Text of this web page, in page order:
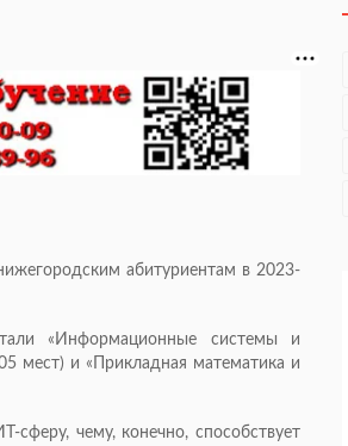
абитуриентам в 2023-
«Информационные системы и
мест) и «Прикладная математика и
чему, конечно, способствует